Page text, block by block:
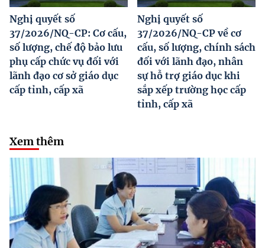
Nghị quyết số
37/2026/NQ-CP: Cơ cấu,
số lượng, chế độ bảo lưu
phụ cấp chức vụ đối với
lãnh đạo cơ sở giáo dục
cấp tỉnh, cấp xã
Nghị quyết số
37/2026/NQ-CP về cơ
cấu, số lượng, chính sách
đối với lãnh đạo, nhân
sự hỗ trợ giáo dục khi
sắp xếp trường học cấp
tỉnh, cấp xã
Xem thêm